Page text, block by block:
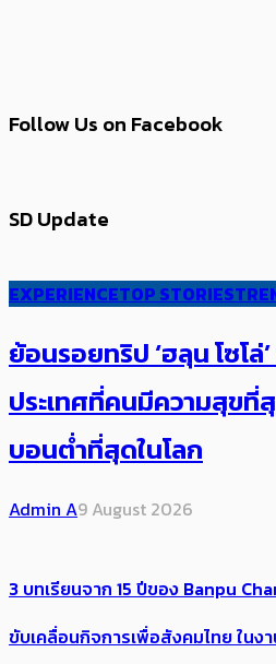
Follow Us on Facebook
SD Update
EXPERIENCETOP STORIES
ย้อนรอยทริป ‘ฮลุน โซโล่
ประเทศ​ที่คน​มีความสุข​ที่
บอนต่ำที่สุดในโลก
Admin A9 August 2026
3 บทเรียนจาก 15 ปีของ Banpu
ขับเคลื่อนกิจการเพื่อสังคมไทย ในง